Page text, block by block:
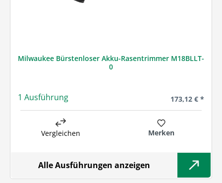
Milwaukee Bürstenloser Akku-Rasentrimmer M18BLLT-
0
1 Ausführung Regulärer
173,12 € *
Vergleichen Merken
Alle Ausführungen anzeigen